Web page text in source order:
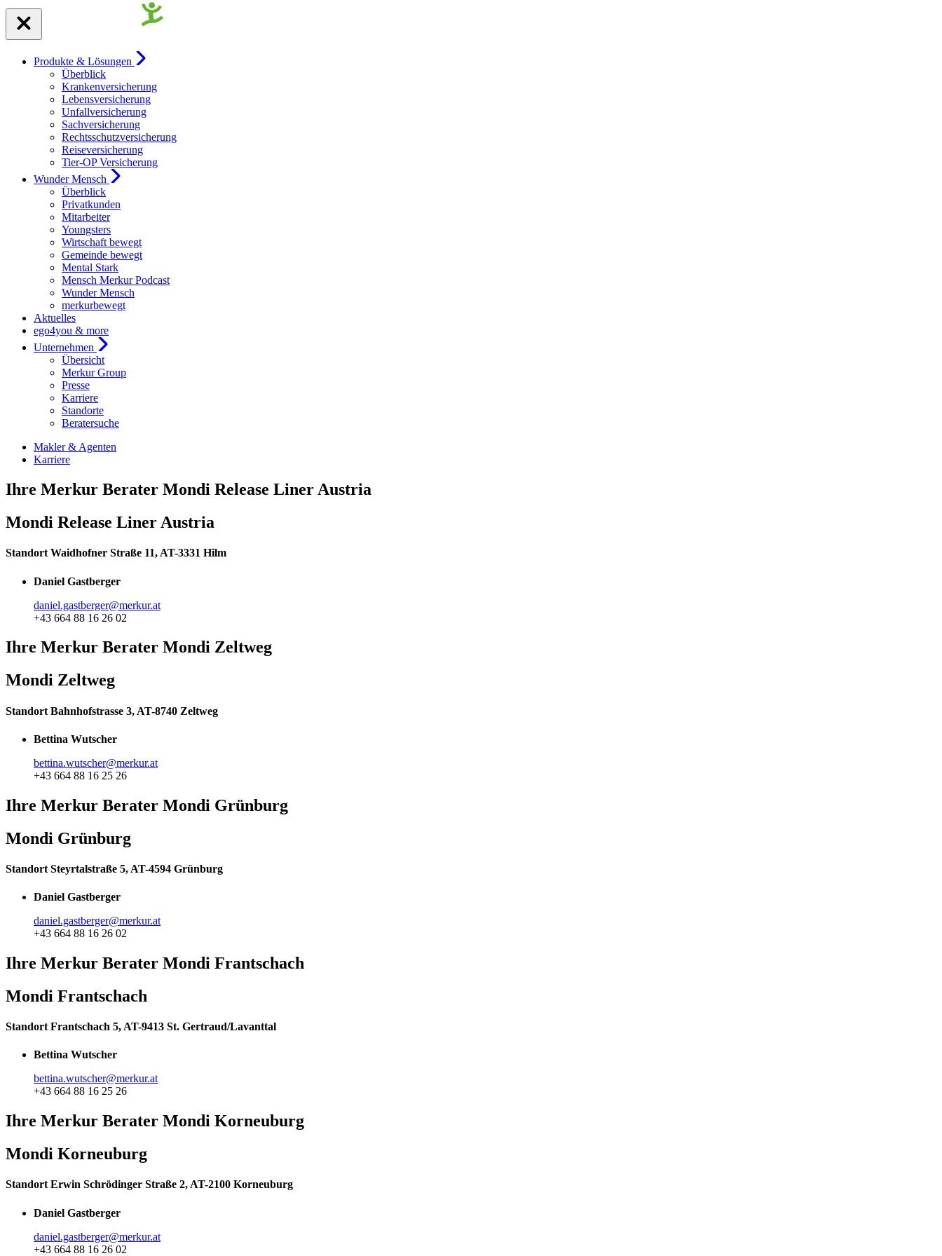
Produkte & Lösungen
Überblick
Krankenversicherung
Lebensversicherung
Unfallversicherung
Sachversicherung
Rechtsschutzversicherung
Reiseversicherung
Tier-OP Versicherung
Wunder Mensch
Überblick
Privatkunden
Mitarbeiter
Youngsters
Wirtschaft bewegt
Gemeinde bewegt
Mental Stark
Mensch Merkur Podcast
Wunder Mensch
merkurbewegt
Aktuelles
ego4you & more
Unternehmen
Übersicht
Merkur Group
Presse
Karriere
Standorte
Beratersuche
Makler & Agenten
Karriere
Ihre Merkur Berater Mondi Release Liner Austria
Mondi Release Liner Austria
Standort Waidhofner Straße 11, AT-3331 Hilm
Daniel Gastberger
daniel.gastberger@merkur.at
+43 664 88 16 26 02
Ihre Merkur Berater Mondi Zeltweg
Mondi Zeltweg
Standort Bahnhofstrasse 3, AT-8740 Zeltweg
Bettina Wutscher
bettina.wutscher@merkur.at
+43 664 88 16 25 26
Ihre Merkur Berater Mondi Grünburg
Mondi Grünburg
Standort Steyrtalstraße 5, AT-4594 Grünburg
Daniel Gastberger
daniel.gastberger@merkur.at
+43 664 88 16 26 02
Ihre Merkur Berater Mondi Frantschach
Mondi Frantschach
Standort Frantschach 5, AT-9413 St. Gertraud/Lavanttal
Bettina Wutscher
bettina.wutscher@merkur.at
+43 664 88 16 25 26
Ihre Merkur Berater Mondi Korneuburg
Mondi Korneuburg
Standort Erwin Schrödinger Straße 2, AT-2100 Korneuburg
Daniel Gastberger
daniel.gastberger@merkur.at
+43 664 88 16 26 02